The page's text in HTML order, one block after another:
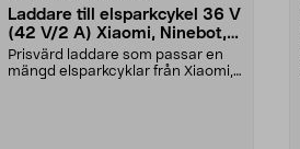
Laddare till elsparkcykel 36 V
(42 V/2 A) Xiaomi, Ninebot,
E-Way m.fl.
Prisvärd laddare som passar en
mängd elsparkcyklar från Xiaomi,